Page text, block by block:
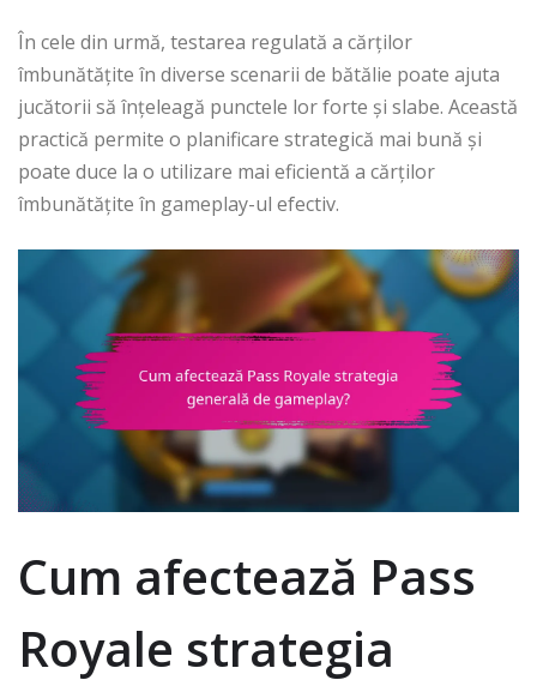
În cele din urmă, testarea regulată a cărților
îmbunătățite în diverse scenarii de bătălie poate ajuta
jucătorii să înțeleagă punctele lor forte și slabe. Această
practică permite o planificare strategică mai bună și
poate duce la o utilizare mai eficientă a cărților
îmbunătățite în gameplay-ul efectiv.
Cum afectează Pass
Royale strategia